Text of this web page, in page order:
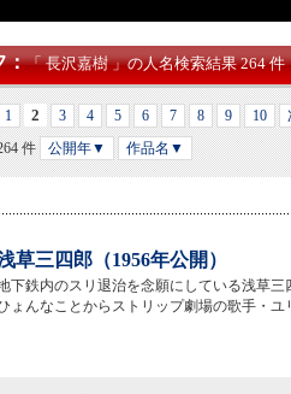
：「 長沢嘉樹 」の人名検索結果 264 件
1 2 3 4 5 6 7 8 9 10
件
公開年▼ 作品名▼
草三四郎（1956年公開）
下鉄内のスリ退治を念願にしている浅草
ょんなことからストリップ劇場の歌手・